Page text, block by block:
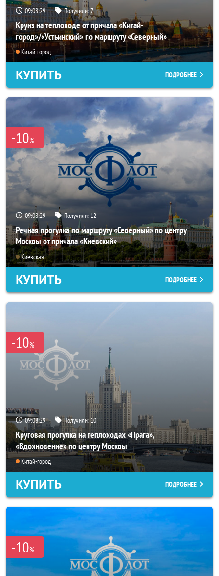
09:08:25 Получили:7
Круиз на теплоходе от причала «Китай-
город»/«Устьинский» по маршруту «Северный»
Китай-город
КУПИТЬ ПОДРОБНЕЕ
-10%
09:08:25 Получили: 12
Речная прогулка по маршруту «Северный» по центру
Москвы от причала «Киевский»
Киевская
КУПИТЬ ПОДРОБНЕЕ
-10%
09:08:25 Получили: 10
Круговая прогулка на теплоходах «Прага»,
«Вдохновение» по центру Москвы
Китай-город
КУПИТЬ ПОДРОБНЕЕ
-10%